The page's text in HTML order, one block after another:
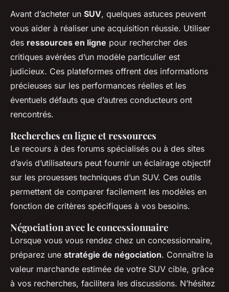
Avant d’acheter un SUV, quelques astuces peuvent
vous aider à réaliser une acquisition réussie. Utiliser
des ressources en ligne pour rechercher des
critiques avérées d’un modèle particulier est
judicieux. Ces plateformes offrent des informations
précieuses sur les performances réelles et les
éventuels défauts que d’autres conducteurs ont
rencontrés.
Recherches en ligne et ressources
Le recours à des forums spécialisés ou à des sites
d’avis d’utilisateurs peut fournir un éclairage objectif
sur les prouesses techniques d’un SUV. Ces outils
permettent de comparer facilement les modèles en
fonction de critères spécifiques à vos besoins.
Négociation avec le concessionnaire
Lorsque vous vous rendez chez un concessionnaire,
préparez une stratégie de négociation. Connaître la
valeur marchande estimée de votre SUV cible, grâce
à vos recherches, facilitera les discussions. N’hésitez